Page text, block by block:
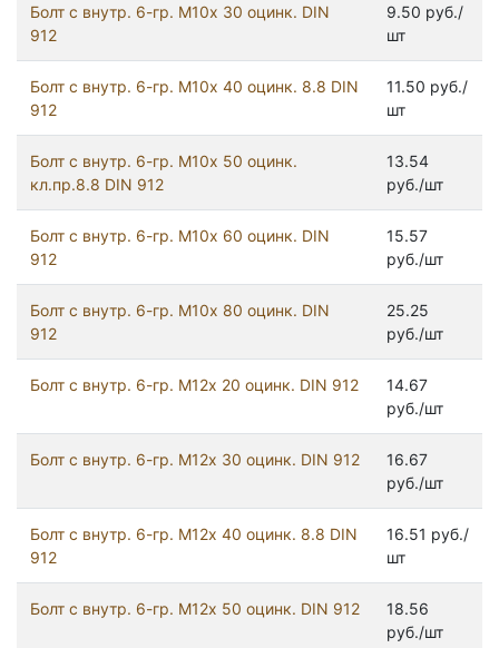
Болт с внутр. 6-гр. М10х 30 оцинк. DIN
912
9.50 руб./
шт
Болт с внутр. 6-гр. М10х 40 оцинк. 8.8 DIN
912
11.50 руб./
шт
Болт с внутр. 6-гр. М10х 50 оцинк.
кл.пр.8.8 DIN 912
13.54
руб./шт
Болт с внутр. 6-гр. М10х 60 оцинк. DIN
912
15.57
руб./шт
Болт с внутр. 6-гр. М10х 80 оцинк. DIN
912
25.25
руб./шт
Болт с внутр. 6-гр. М12х 20 оцинк. DIN 912
14.67
руб./шт
Болт с внутр. 6-гр. М12х 30 оцинк. DIN 912
16.67
руб./шт
Болт с внутр. 6-гр. М12х 40 оцинк. 8.8 DIN
912
16.51 руб./
шт
Болт с внутр. 6-гр. М12х 50 оцинк. DIN 912
18.56
руб./шт